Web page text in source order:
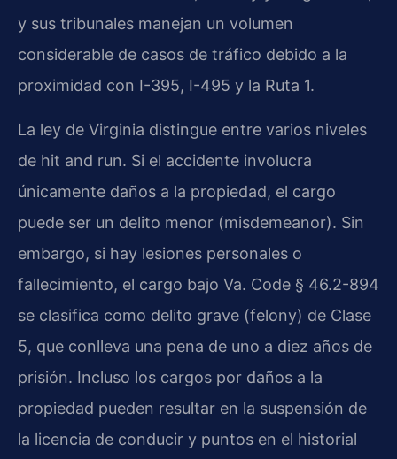
y sus tribunales manejan un volumen
considerable de casos de tráfico debido a la
proximidad con I-395, I-495 y la Ruta 1.
La ley de Virginia distingue entre varios niveles
de hit and run. Si el accidente involucra
únicamente daños a la propiedad, el cargo
puede ser un delito menor (misdemeanor). Sin
embargo, si hay lesiones personales o
fallecimiento, el cargo bajo Va. Code § 46.2-894
se clasifica como delito grave (felony) de Clase
5, que conlleva una pena de uno a diez años de
prisión. Incluso los cargos por daños a la
propiedad pueden resultar en la suspensión de
la licencia de conducir y puntos en el historial